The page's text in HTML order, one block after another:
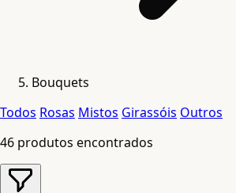
Bouquets
Todos Rosas Mistos Girassóis Outros
46 produtos encontrados